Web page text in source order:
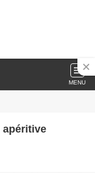
MENU
apéritive